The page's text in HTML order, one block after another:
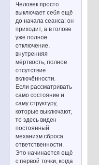
Человек просто
выключает себя ещё
до начала сеанса: он
приходит, а в голове
уже полное
отключение,
внутренняя
мёртвость, полное
отсутствие
включённости.
Если рассматривать
само состояние и
саму структуру,
которые выключают,
то здесь виден
постоянный
механизм сброса
ответственности.
Это начинается ещё
с первой точки, когда